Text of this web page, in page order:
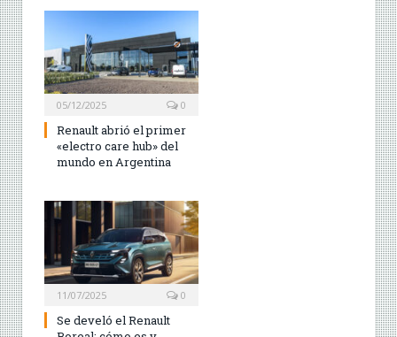
05/12/2025 0
Renault abrió el primer
«electro care hub» del
mundo en Argentina
11/07/2025 0
Se develó el Renault